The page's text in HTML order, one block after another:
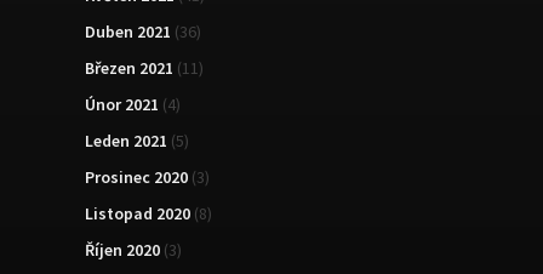
Duben 2021 (36)
Březen 2021 (11)
Únor 2021 (4)
Leden 2021 (5)
Prosinec 2020 (3)
Listopad 2020 (8)
Říjen 2020 (3)